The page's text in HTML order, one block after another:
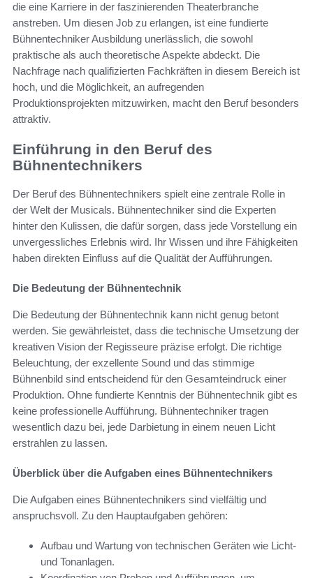
die eine Karriere in der faszinierenden Theaterbranche
anstreben. Um diesen Job zu erlangen, ist eine fundierte
Bühnentechniker Ausbildung unerlässlich, die sowohl
praktische als auch theoretische Aspekte abdeckt. Die
Nachfrage nach qualifizierten Fachkräften in diesem Bereich ist
hoch, und die Möglichkeit, an aufregenden
Produktionsprojekten mitzuwirken, macht den Beruf besonders
attraktiv.
Einführung in den Beruf des
Bühnentechnikers
Der Beruf des Bühnentechnikers spielt eine zentrale Rolle in
der Welt der Musicals. Bühnentechniker sind die Experten
hinter den Kulissen, die dafür sorgen, dass jede Vorstellung ein
unvergessliches Erlebnis wird. Ihr Wissen und ihre Fähigkeiten
haben direkten Einfluss auf die Qualität der Aufführungen.
Die Bedeutung der Bühnentechnik
Die Bedeutung der Bühnentechnik kann nicht genug betont
werden. Sie gewährleistet, dass die technische Umsetzung der
kreativen Vision der Regisseure präzise erfolgt. Die richtige
Beleuchtung, der exzellente Sound und das stimmige
Bühnenbild sind entscheidend für den Gesamteindruck einer
Produktion. Ohne fundierte Kenntnis der Bühnentechnik gibt es
keine professionelle Aufführung. Bühnentechniker tragen
wesentlich dazu bei, jede Darbietung in einem neuen Licht
erstrahlen zu lassen.
Überblick über die Aufgaben eines Bühnentechnikers
Die Aufgaben eines Bühnentechnikers sind vielfältig und
anspruchsvoll. Zu den Hauptaufgaben gehören:
Aufbau und Wartung von technischen Geräten wie Licht-
und Tonanlagen.